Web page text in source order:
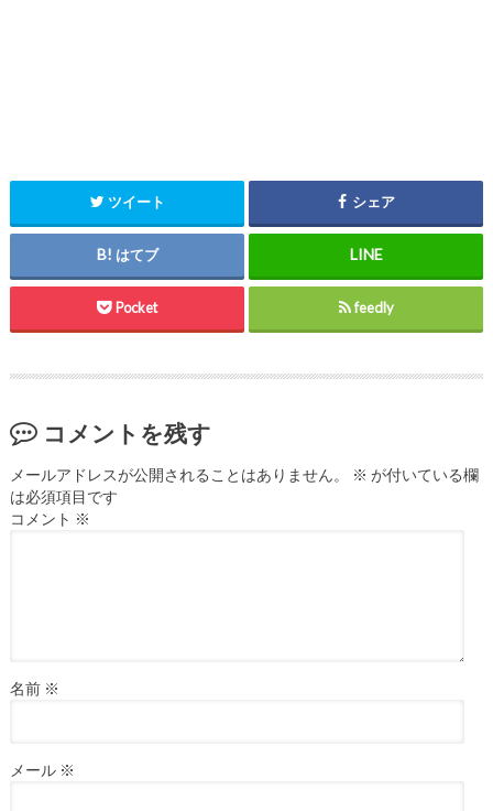
ツイート シェア
はてブ
Pocket feedly
コメントを残す
メールアドレスが公開されることはありません。 ※ が付いている欄
は必須項目です
コメント ※
名前 ※
メール ※